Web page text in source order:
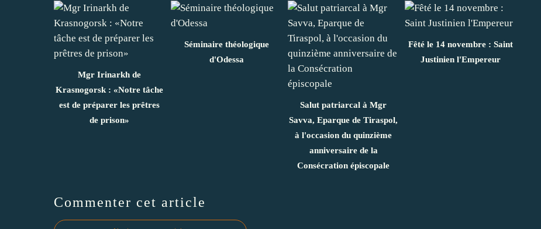
Mgr Irinarkh de
Krasnogorsk : «Notre tâche
est de préparer les prêtres
de prison»
Séminaire théologique
d'Odessa
Salut patriarcal à Mgr
Savva, Eparque de Tiraspol,
à l'occasion du quinzième
anniversaire de la
Consécration épiscopale
Fêté le 14 novembre : Saint
Justinien l'Empereur
Commenter cet article